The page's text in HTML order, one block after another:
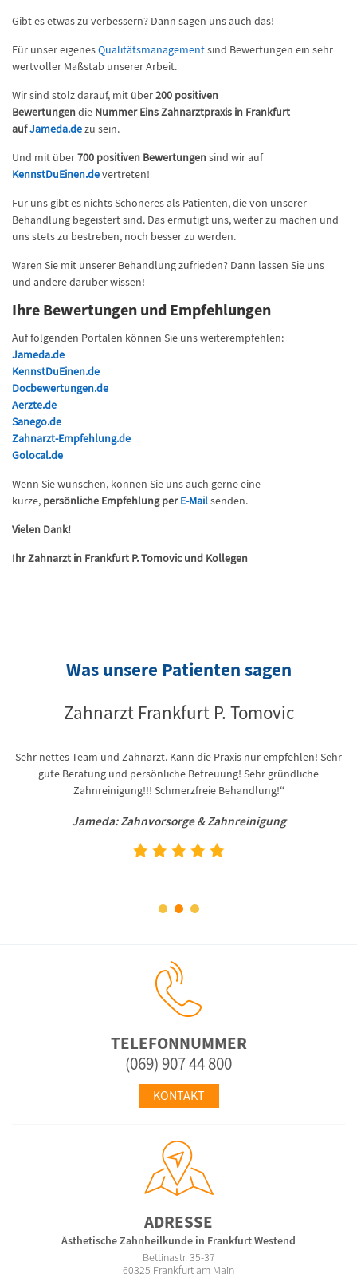
Gibt es etwas zu verbessern? Dann sagen uns auch das!
Für unser eigenesQualitätsmanagementsind Bewertungen ein sehr
wertvoller Maßstab unserer Arbeit.
Wir sind stolz darauf, mit über200 positiven
Bewertungendie Nummer Eins Zahnarztpraxis in Frankfurt
aufJameda.dezu sein.
Und mit über700 positiven Bewertungensind wir auf
KennstDuEinen.devertreten!
Für uns gibt es nichts Schöneres als Patienten, die von unserer
Behandlung begeistert sind. Das ermutigt uns, weiter zu machen und
uns stets zu bestreben, noch besser zu werden.
Waren Sie mit unserer Behandlung zufrieden? Dann lassen Sie uns
und andere darüber wissen!
Ihre Bewertungen und Empfehlungen
Auf folgenden Portalen können Sie uns weiterempfehlen:
Jameda.de
KennstDuEinen.de
Docbewertungen.de
Aerzte.de
Sanego.de
Zahnarzt-Empfehlung.de
Golocal.de
Wenn Sie wünschen, können Sie uns auch gerne eine
kurze, persönliche Empfehlung perE-Mailsenden.
Vielen Dank!
Ihr Zahnarzt in Frankfurt P. Tomovic und Kollegen
Was unsere Patienten sagen
Zahnarzt Frankfurt P. Tomovic
Sehr nettes Team und Zahnarzt. Kann die Praxis nur empfehlen! Sehr
gute Beratung und persönliche Betreuung! Sehr gründliche
Zahnreinigung!!! Schmerzfreie Behandlung!“
Jameda: Zahnvorsorge & Zahnreinigung
TELEFONNUMMER
(069) 907 44 800
KONTAKT
ADRESSE
Ästhetische Zahnheilkunde in Frankfurt Westend
Bettinastr. 35-37
60325 Frankfurt am Main